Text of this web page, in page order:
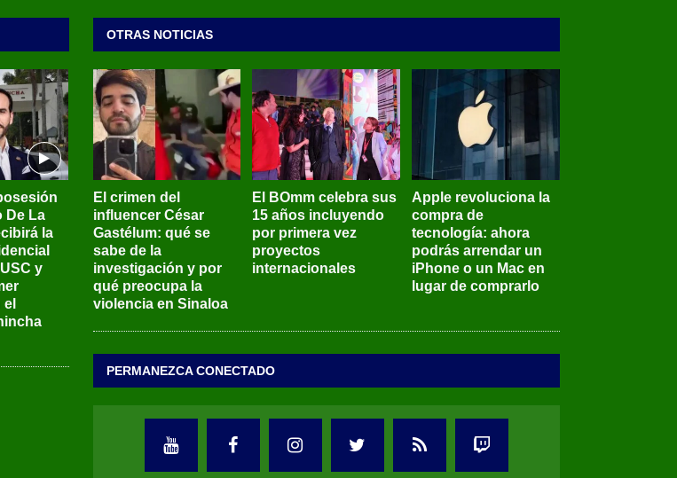
De La
la
y
OTRAS NOTICIAS
El crimen del
influencer César
Gastélum: qué se
sabe de la
investigación y por
qué preocupa la
violencia en Sinaloa
El BOmm celebra sus
15 años incluyendo
por primera vez
proyectos
internacionales
Apple revoluciona la
compra de
tecnología: ahora
podrás arrendar un
iPhone o un Mac en
lugar de comprarlo
PERMANEZCA CONECTADO